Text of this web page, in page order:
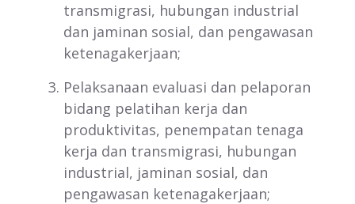
transmigrasi, hubungan industrial
dan jaminan sosial, dan pengawasan
ketenagakerjaan;
Pelaksanaan evaluasi dan pelaporan
bidang pelatihan kerja dan
produktivitas, penempatan tenaga
kerja dan transmigrasi, hubungan
industrial, jaminan sosial, dan
pengawasan ketenagakerjaan;